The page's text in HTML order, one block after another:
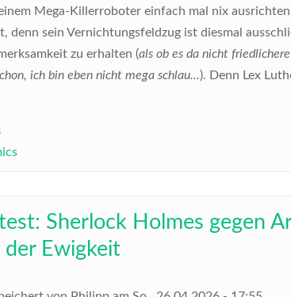
Mega-Killerroboter einfach mal nix
denn sein Vernichtungsfeldzug ist diesmal
zu erhalten (als ob es da nicht
ich bin eben nicht mega schlau...). Denn Lex
Sherlock Holmes gegen
der Ewigkeit